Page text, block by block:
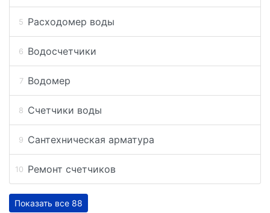
Расходомер воды
Водосчетчики
Водомер
Счетчики воды
Сантехническая арматура
Ремонт счетчиков
Показать все 88